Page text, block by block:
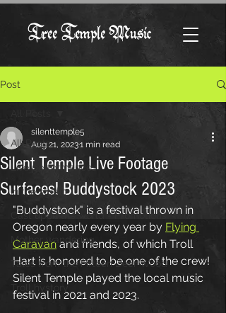
Tree Temple Music
Post
All Posts
Live performances
In the studio
Cast upon the world - Promotions
Mother wandering
Tales from the Fifteen Deer Wood
Troll hystory
Silent Temple Live Footage
Surfaces! Buddystock 2023
silenttemple5
Aug 21, 20231 min read
"Buddystock" is a festival thrown in
Oregon nearly every year by Flying
Caravan and friends, of which Troll
Hart is honored to be one of the crew!
Silent Temple played the local music
festival in 2021 and 2023.